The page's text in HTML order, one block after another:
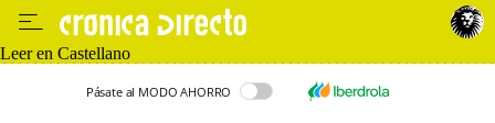
Leer en Castellano
Pásate al MODO AHORRO